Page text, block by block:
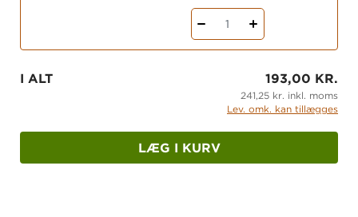
1
I ALT 193,00 KR.
241,25 kr. inkl. moms
Lev. omk. kan tillægges
LÆG I KURV